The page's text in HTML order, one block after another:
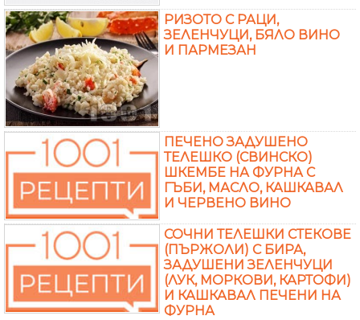
РИЗОТО С РАЦИ,
ЗЕЛЕНЧУЦИ, БЯЛО ВИНО
И ПАРМЕЗАН
ПЕЧЕНО ЗАДУШЕНО
ТЕЛЕШКО (СВИНСКО)
ШКЕМБЕ НА ФУРНА С
ГЪБИ, МАСЛО, КАШКАВАЛ
И ЧЕРВЕНО ВИНО
СОЧНИ ТЕЛЕШКИ СТЕКОВЕ
(ПЪРЖОЛИ) С БИРА,
ЗАДУШЕНИ ЗЕЛЕНЧУЦИ
(ЛУК, МОРКОВИ, КАРТОФИ)
И КАШКАВАЛ ПЕЧЕНИ НА
ФУРНА